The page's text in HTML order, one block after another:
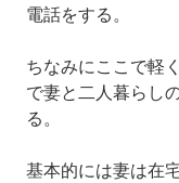
電話をする。
ちなみにここで軽
で妻と二人暮らし
る。
基本的には妻は在